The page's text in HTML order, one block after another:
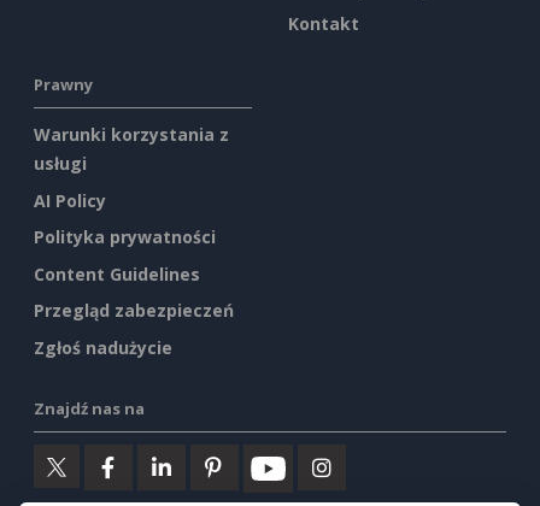
Kontakt
Prawny
Warunki korzystania z
usługi
AI Policy
Polityka prywatności
Content Guidelines
Przegląd zabezpieczeń
Zgłoś nadużycie
Znajdź nas na